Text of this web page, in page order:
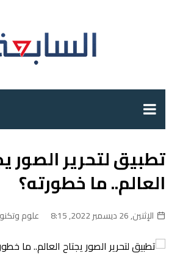
تطبيق لتحرير الصور
العالم.. ما خطورته؟
الإثنين, 26 ديسمبر 2022, 8:15 علوم